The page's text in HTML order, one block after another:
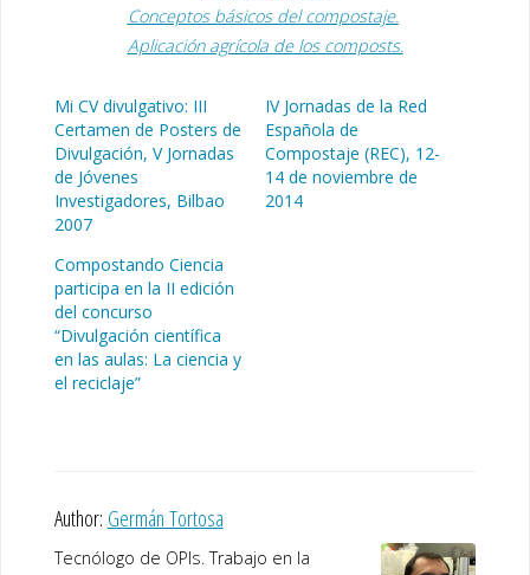
Conceptos básicos del compostaje.
Aplicación agrícola de los composts.
Mi CV divulgativo: III
Certamen de Posters de
Divulgación, V Jornadas
de Jóvenes
Investigadores, Bilbao
2007
IV Jornadas de la Red
Española de
Compostaje (REC), 12-
14 de noviembre de
2014
Compostando Ciencia
participa en la II edición
del concurso
“Divulgación científica
en las aulas: La ciencia y
el reciclaje”
Author: Germán Tortosa
Tecnólogo de OPIs. Trabajo en la